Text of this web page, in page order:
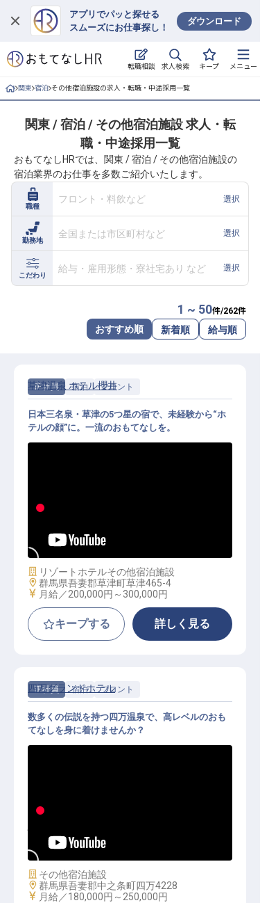
アプリでパッと探せる
スムーズにお仕事探し！
ダウンロード
転職相談 求人検索 キープ メニュー
ログイン
求人・施設を探す
就職・転職 合同説明会
おもてなしHRについて
ご利用の流れ
よくある質問
ホテル・宿泊業界情報コラム
転職サポートに申し込む
関東 宿泊 その他宿泊施設の求人・転職・中途採用一覧
関東 / 宿泊 / その他宿泊施設 求人・転
職・中途採用一覧
おもてなしHRでは、関東 / 宿泊 / その他宿泊施設の
宿泊業界のお仕事を多数ご紹介いたします。
職種
フロント・料飲など 選択
勤務地
全国または市区町村など 選択
こだわり
給与・雇用形態・寮社宅あり など 選択
1 ~ 50件/262件
おすすめ順 新着順 給与順
正社員 宿泊 フロント
・社員食堂完備／5つ星の宿の“顔”
草津温泉 ホテル櫻井
日本三名泉・草津の5つ星の宿で、未経験から“ホ
テルの顔”に。一流のおもてなしを。
施設業態
リゾートホテルその他宿泊施設
勤務地
群馬県吾妻郡草津町草津465-4
給与
月給／200,000円～ 300,000円
キープする 詳しく見る
正社員 宿泊 フロント
フロント・予約│個室寮完備／未経
四万グランドホテル
数多くの伝説を持つ四万温泉で、高レベルのおも
てなしを身に着けませんか？
施設業態
その他宿泊施設
勤務地
群馬県吾妻郡中之条町四万4228
給与
月給／180,000円～ 250,000円